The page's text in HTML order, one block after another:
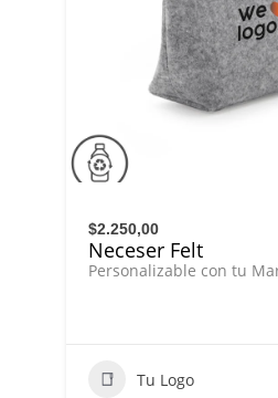
$2.250,00
Neceser Felt
Personalizable con tu
Tu Logo